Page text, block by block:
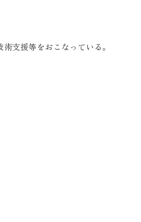
支援等をおこなっている。